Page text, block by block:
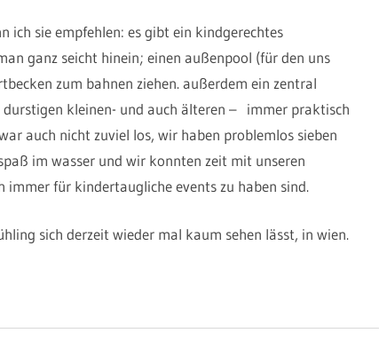
ich sie empfehlen: es gibt ein kindgerechtes
ganz seicht hinein; einen außenpool (für den uns
zum bahnen ziehen. außerdem ein zentral
kleinen- und auch älteren – immer praktisch
auch nicht zuviel los, wir haben problemlos sieben
im wasser und wir konnten zeit mit unseren
für kindertaugliche events zu haben sind.
sich derzeit wieder mal kaum sehen lässt, in wien.